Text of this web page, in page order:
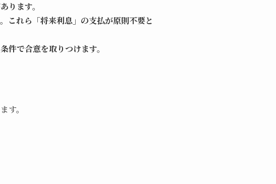
ります。
これら「将来利息」の支払が原則不要と
件で合意を取りつけます。
す。